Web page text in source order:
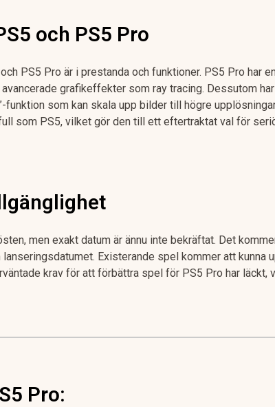
och PS5 Pro
PS5 Pro är i prestanda och funktioner. PS5 Pro har
grafikeffekter som ray tracing. Dessutom
som kan skala upp bilder till högre
som PS5, vilket gör den till ett eftertraktat val för
men exakt datum är ännu inte bekräftat. Det
Existerande spel kommer att kunna
krav för att förbättra spel för PS5 Pro har läckt,
Pro: